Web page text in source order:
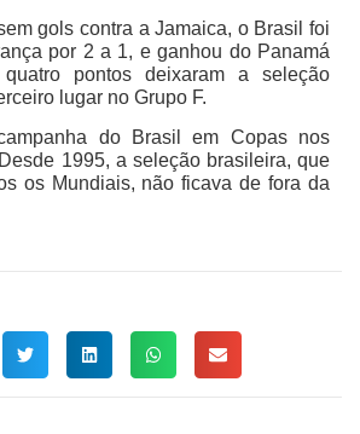
gols contra a Jamaica, o Brasil foi
por 2 a 1, e ganhou do Panamá
pontos deixaram a seleção
lugar no Grupo F.
do Brasil em Copas nos
1995, a seleção brasileira, que
os Mundiais, não ficava de fora da